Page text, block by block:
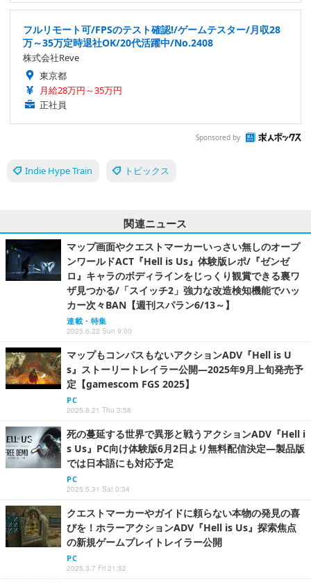
フルリモート可/FPSのテスト確認!/ゲームテスター/月収28
万～35万定時退社OK/20代活躍中/No.2408
株式会社Reve
東京都
月給28万円～35万円
正社員
Sponsored by
Indie Hype Train トピックス
関連ニュース
マップ画面やクエストマーカーいっさい無しのオープ
ンワールドACT『Hell is Us』体験版レポ/『ゼンゼ
ロ』キャラのボディラインをじっくり観賞できる裏ワ
ザ見つかる/「スイッチ2」強力な改造検知機能でハッ
カー次々BAN【週刊スパラン6/13～】
連載・特集
2025.6.22 Sun 9:00
マップもコンパスもないアクションADV『Hell is U
s』ストーリートレイラー公開―2025年9月上旬発売予
定【gamescom FGS 2025】
PC
2025.8.21 Thu 3:58
死の蔓延する世界で異形と戦うアクションADV『Hell i
s Us』PC向け体験版6月2日より無料配信決定―製品版
では日本語にも対応予定
PC
2025.5.31 Sat 0:34
クエストマーカーやガイドに頼らない本物の発見の喜
びを！ホラーアクションADV『Hell is Us』探索焦点
の新規ゲームプレイトレイラー公開
PC
2025.3.7 Fri 21:52